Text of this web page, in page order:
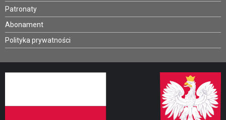
Patronaty
Abonament
Polityka prywatności